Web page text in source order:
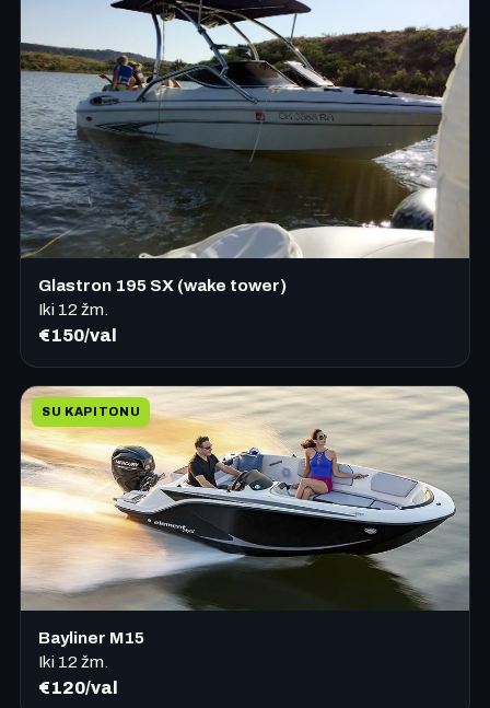
Glastron 195 SX (wake tower)
Iki 12 žm.
€150/val
SU KAPITONU
Bayliner M15
Iki 12 žm.
€120/val